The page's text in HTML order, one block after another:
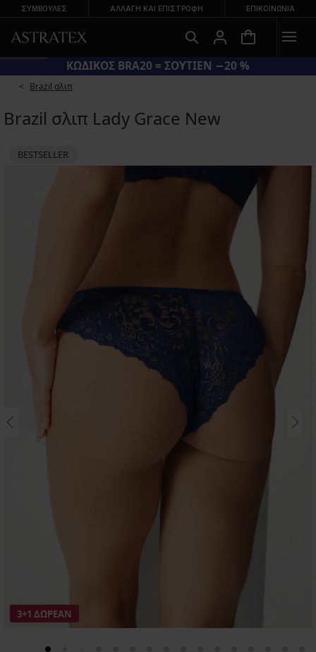
ΣΥΜΒΟΥΛΕΣ ΑΛΛΑΓΉ ΚΑΙ ΕΠΙΣΤΡΟΦΉ ΕΠΙΚΟΙΝΩΝΊΑ
ΚΩΔΙΚΟΣ BRA20 = ΣΟΥΤΙΕΝ −20 %
Brazil σλιπ
Brazil σλιπ Lady Grace New
BESTSELLER
3+1 ΔΩΡΕΑΝ